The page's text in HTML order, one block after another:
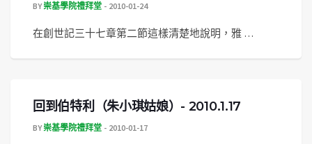
BY崇基學院禮拜堂 2010-01-24
在創世記三十七章第二節這樣清楚地說明，雅 …
回到伯特利（朱小琪姑娘）- 2010.1.17
BY崇基學院禮拜堂 2010-01-17